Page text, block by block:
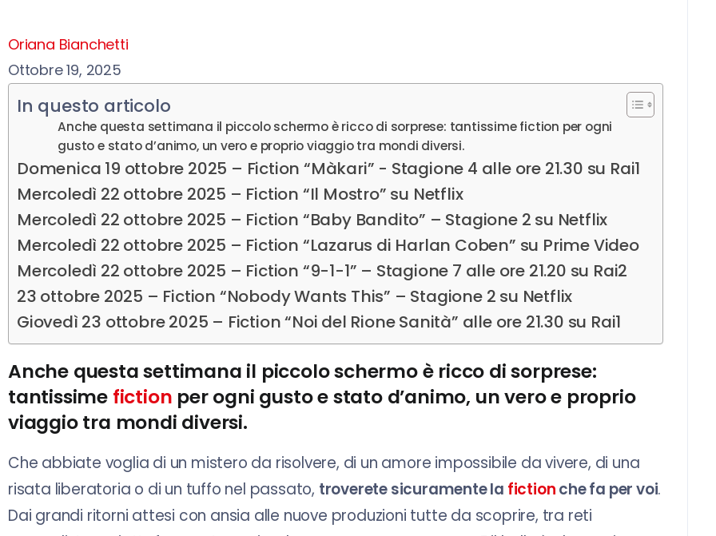
Oriana Bianchetti
Ottobre 19, 2025
In questo articolo
Anche questa settimana il piccolo schermo è ricco di sorprese: tantissime fiction per ogni
gusto e stato d’animo, un vero e proprio viaggio tra mondi diversi.
Domenica 19 ottobre 2025 – Fiction “Màkari” - Stagione 4 alle ore 21.30 su Rai1
Mercoledì 22 ottobre 2025 – Fiction “Il Mostro” su Netflix
Mercoledì 22 ottobre 2025 – Fiction “Baby Bandito” – Stagione 2 su Netflix
Mercoledì 22 ottobre 2025 – Fiction “Lazarus di Harlan Coben” su Prime Video
Mercoledì 22 ottobre 2025 – Fiction “9-1-1” – Stagione 7 alle ore 21.20 su Rai2
23 ottobre 2025 – Fiction “Nobody Wants This” – Stagione 2 su Netflix
Giovedì 23 ottobre 2025 – Fiction “Noi del Rione Sanità” alle ore 21.30 su Rai1
Anche questa settimana il piccolo schermo è ricco di sorprese:
tantissime fiction per ogni gusto e stato d’animo, un vero e proprio
viaggio tra mondi diversi.
Che abbiate voglia di un mistero da risolvere, di un amore impossibile da vivere, di una
risata liberatoria o di un tuffo nel passato, troverete sicuramente la fictionche fa per voi.
Dai grandi ritorni attesi con ansia alle nuove produzioni tutte da scoprire, tra reti